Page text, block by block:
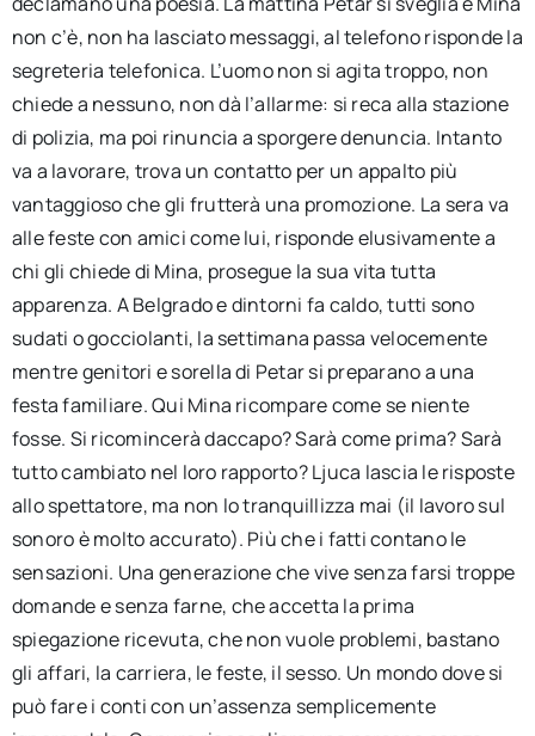
non c’è, non ha lasciato messaggi, al telefono risponde la
segreteria telefonica. L’uomo non si agita troppo, non
chiede a nessuno, non dà l’allarme: si reca alla stazione
di polizia, ma poi rinuncia a sporgere denuncia. Intanto
va a lavorare, trova un contatto per un appalto più
vantaggioso che gli frutterà una promozione. La sera va
alle feste con amici come lui, risponde elusivamente a
chi gli chiede di Mina, prosegue la sua vita tutta
apparenza. A Belgrado e dintorni fa caldo, tutti sono
sudati o gocciolanti, la settimana passa velocemente
mentre genitori e sorella di Petar si preparano a una
festa familiare. Qui Mina ricompare come se niente
fosse. Si ricomincerà daccapo? Sarà come prima? Sarà
tutto cambiato nel loro rapporto? Ljuca lascia le risposte
allo spettatore, ma non lo tranquillizza mai (il lavoro sul
sonoro è molto accurato). Più che i fatti contano le
sensazioni. Una generazione che vive senza farsi troppe
domande e senza farne, che accetta la prima
spiegazione ricevuta, che non vuole problemi, bastano
gli affari, la carriera, le feste, il sesso. Un mondo dove si
può fare i conti con un’assenza semplicemente